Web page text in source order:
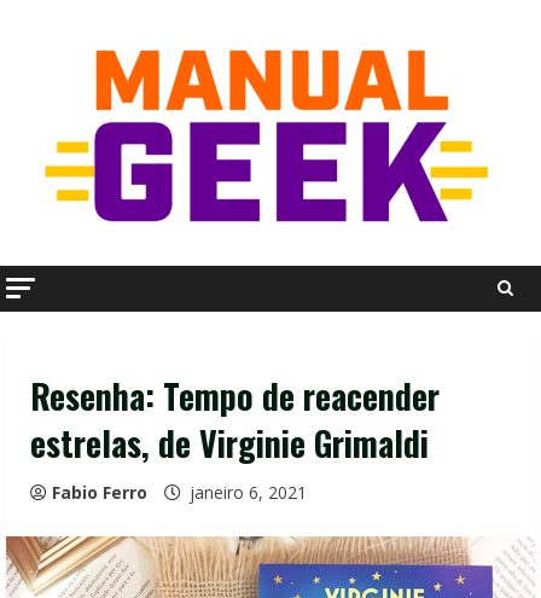
Resenha: Tempo de reacender
estrelas, de Virginie Grimaldi
Fabio Ferro janeiro 6, 2021